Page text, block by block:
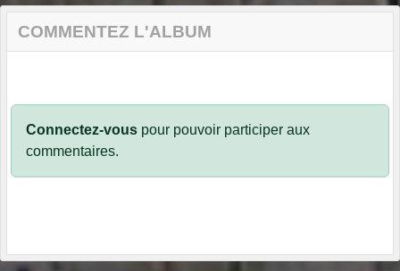
COMMENTEZ L'ALBUM
Connectez-vous pour pouvoir participer aux
commentaires.